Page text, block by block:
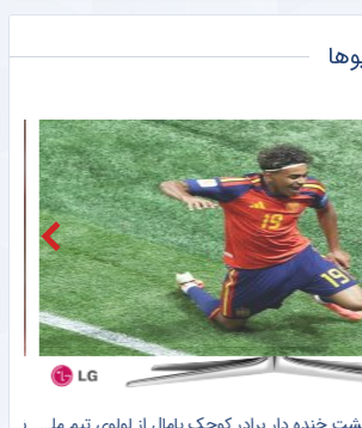
بازی‌های داخل تصویر کریستیانو رونالدو چند؟
عبدی چقدر محبوب است/ روزنامه خبرورزشی پنج‌شنبه را ببینید
مجدد استقلال در باز کردن پنجره نقل و انتقالاتی
روی سکوی قهرمانی آسیاست/ برای اهتزاز پرچم ایران روی تخته می‌رویم